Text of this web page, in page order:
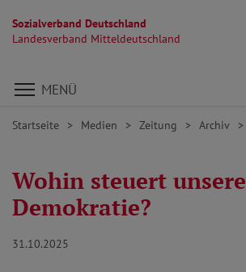
Sozialverband Deutschland
Landesverband Mitteldeutschland
Direkt zu den Inhalten springen
MENÜ
Startseite Medien Zeitung Archiv
Wohin steuert unsere
Demokratie?
31.10.2025